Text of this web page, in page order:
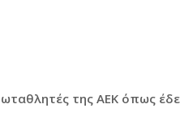
της ΑΕΚ όπως